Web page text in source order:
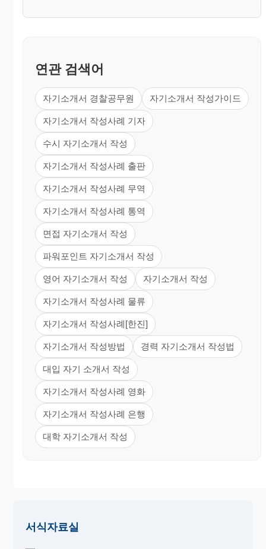
연관 검색어
자기소개서 경찰공무원 자기소개서 작성가이드
자기소개서 작성사례 기자
수시 자기소개서 작성
자기소개서 작성사례 출판
자기소개서 작성사례 무역
자기소개서 작성사례 통역
면접 자기소개서 작성
파워포인트 자기소개서 작성
영어 자기소개서 작성 자기소개서 작성
자기소개서 작성사례 물류
자기소개서 작성사례[한진]
자기소개서 작성방법 경력 자기소개서 작성법
대입 자기 소개서 작성
자기소개서 작성사례 영화
자기소개서 작성사례 은행
대학 자기소개서 작성
서식자료실